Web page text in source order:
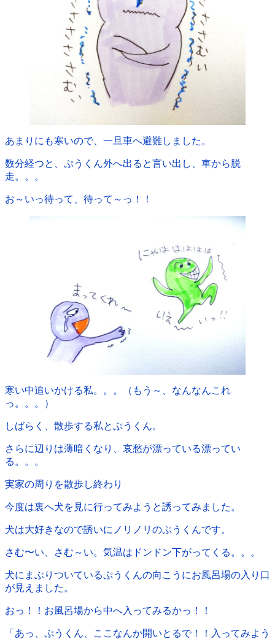
あまりにも寒いので、一旦車へ避難しました。
数分経つと、ぷうくん外へ出ると言い出し、車から脱
走。。。
お～いっ待って、待って～っ！！
寒い中追いかける私。。。（もう～、なんなんこれ
っ。。。）
しばらく、散歩する私とぷうくん。
さらに辺りは薄暗くなり、哀愁が漂っている漂ってい
る。。。
実家の周りを散歩し終わり
今度は裏へ犬を見に行ってみようと誘ってみました。
犬は大好きなので誘いにノリノリのぷうくんです。
さむ〜い、さむ～い。気温はドンドン下がってくる。。。
犬にまぶりついているぷうくんの向こうにお風呂場の入り口
が見えました。
おっ！！お風呂場から中へ入ってみるかっ！！
「あっ、ぷうくん、ここなんか開いとるで！！入ってみよう